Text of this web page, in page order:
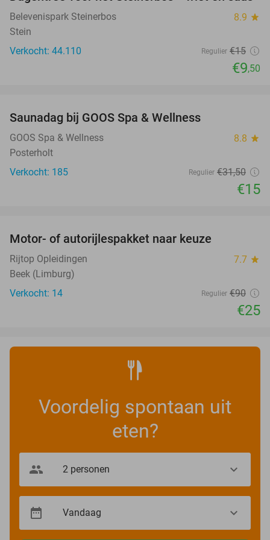
Belevenispark Steinerbos 8.9 star
Stein
Verkocht: 44.110
Regulier €15
€9,50
Saunadag bij GOOS Spa & Wellness
GOOS Spa & Wellness 8.8 star
Posterholt
Verkocht: 185
Regulier €31,50
€15
Motor- of autorijlespakket naar keuze
Rijtop Opleidingen 7.7 star
Beek (Limburg)
Verkocht: 14
Regulier €90
€25
Voordelig spontaan uit
eten?